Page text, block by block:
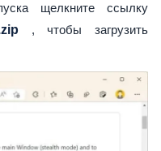
щелкните ссылку
, чтобы загрузить